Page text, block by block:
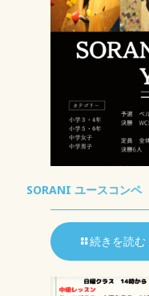
SORANI ユースコン
続きを読む